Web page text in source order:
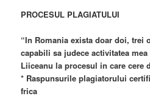
PROCESUL PLAGIATULUI
“In Romania exista doar doi, trei
capabili sa judece activitatea
Liiceanu la procesul in care cere
* Raspunsurile plagiatorului
frica